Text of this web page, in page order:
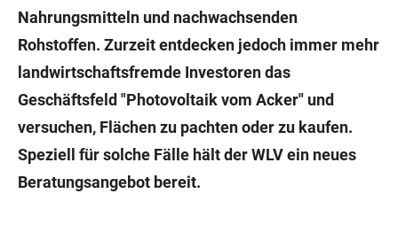
Nahrungsmitteln und nachwachsenden
Rohstoffen. Zurzeit entdecken jedoch immer mehr
landwirtschaftsfremde Investoren das
Geschäftsfeld "Photovoltaik vom Acker" und
versuchen, Flächen zu pachten oder zu kaufen.
Speziell für solche Fälle hält der WLV ein neues
Beratungsangebot bereit.